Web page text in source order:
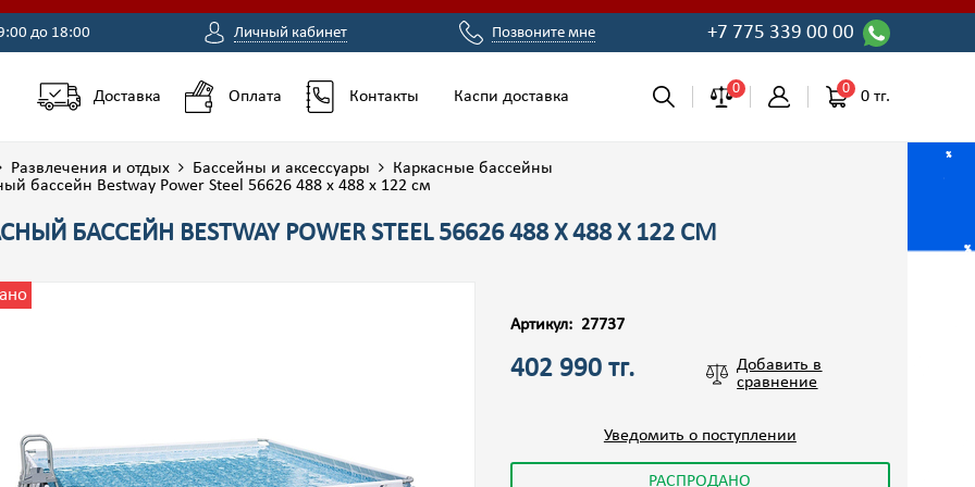
до 18:00 Личный кабинет Позвоните мне +7 775 339 00 00
Доставка Оплата Контакты Каспи доставка 0 0 0 тг.
Развлечения и отдых Бассейны и аксессуары
Каркасные бассейны
бассейн Bestway Power Steel 56626 488 х 488 х 122 см
БАССЕЙН BESTWAY POWER STEEL 56626 488 Х 488 Х 122 СМ
Артикул: 27737
402 990 тг.
Добавить в
сравнение
Уведомить о поступлении
РАСПРОДАНО